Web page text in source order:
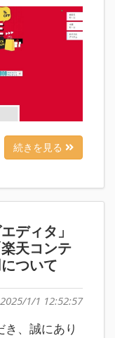
続きを見る
ディタ」
天コンテ
ついて
2025/1/1 12:52:57
、誠にあり